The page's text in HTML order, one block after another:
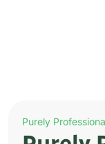
Purely